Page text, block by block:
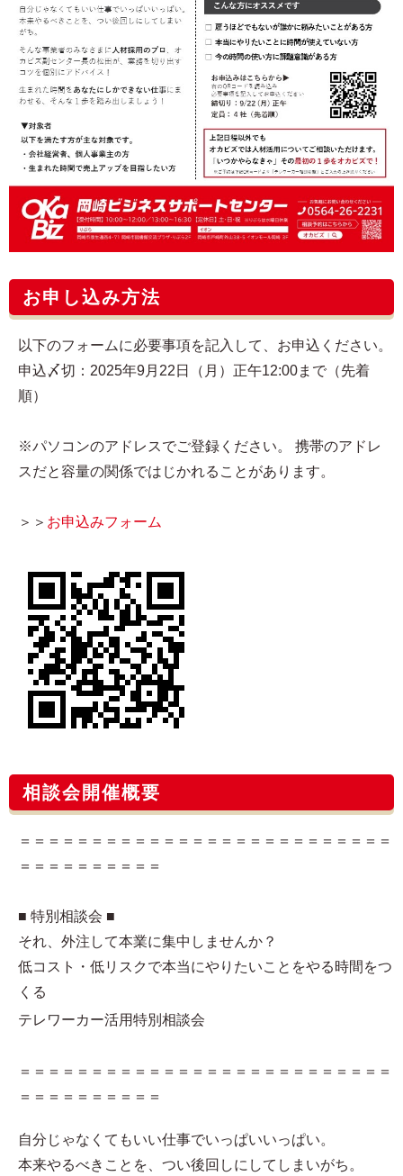
お申し込み方法
以下のフォームに必要事項を記入して、お申込ください。
申込〆切：2025年9月22日（月）正午12:00まで（先着
順）
※パソコンのアドレスでご登録ください。 携帯のアドレ
スだと容量の関係ではじかれることがあります。
＞＞ お申込みフォーム​
相談会開催概要
＝＝＝＝＝＝＝＝＝＝＝＝＝＝＝＝＝＝＝＝＝＝＝＝＝＝
＝＝＝＝＝＝＝＝＝＝
■ 特別相談会 ■
それ、外注して本業に集中しませんか？
低コスト・低リスクで本当にやりたいことをやる時間をつ
くる
テレワーカー活用特別相談会
＝＝＝＝＝＝＝＝＝＝＝＝＝＝＝＝＝＝＝＝＝＝＝＝＝＝
＝＝＝＝＝＝＝＝＝＝
自分じゃなくてもいい仕事でいっぱいいっぱい。
本来やるべきことを、つい後回しにしてしまいがち。